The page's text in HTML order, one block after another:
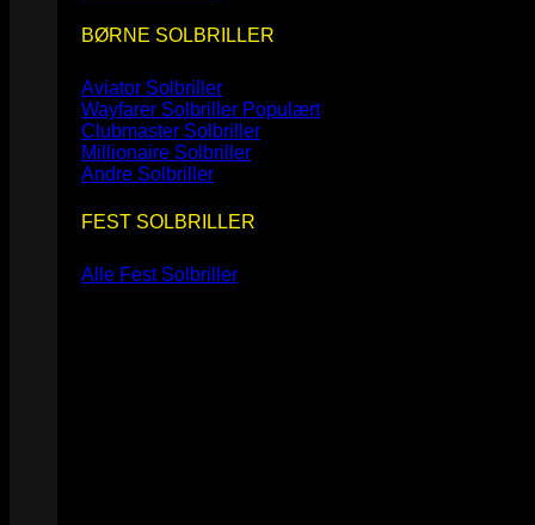
BØRNE SOLBRILLER
Aviator Solbriller
Wayfarer Solbriller
Clubmaster Solbriller
Millionaire Solbriller
Andre Solbriller
FEST SOLBRILLER
Alle Fest Solbriller